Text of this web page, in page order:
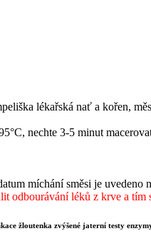
lékařská nať a kořen,
nechte 3-5 minut
míchání směsi je uvedeno
odbourávání léků z krve a tím
žloutenka zvýšené jaterní testy